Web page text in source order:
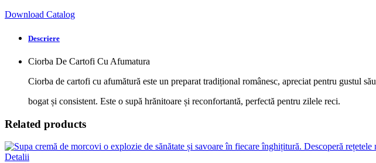
Download Catalog
Descriere
Ciorba De Cartofi Cu Afumatura
Ciorba de cartofi cu afumătură este un preparat tradițional românesc, apreciat pentru gustul său
bogat și consistent. Este o supă hrănitoare și reconfortantă, perfectă pentru zilele reci.
Related products
Detalii